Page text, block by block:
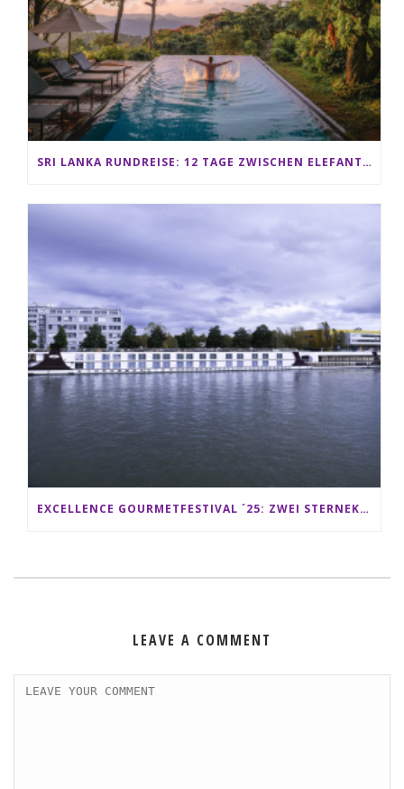
SRI LANKA RUNDREISE: 12 TAGE ZWISCHEN ELEFANTEN, TEEPLANTAGEN & STRAND ALS FAMILIE
EXCELLENCE GOURMETFESTIVAL ´25: ZWEI STERNEKÖCHE ANTONIO GUIDA & DARIO MORESCO VERWÖHNEN IHRE GÄSTE AUF EINER LUXERIÖSEN SCHIFFSREISE
LEAVE A COMMENT